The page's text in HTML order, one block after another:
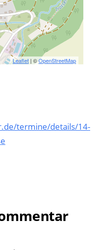
Leaflet | ©OpenStreetMap
termine/details/14-